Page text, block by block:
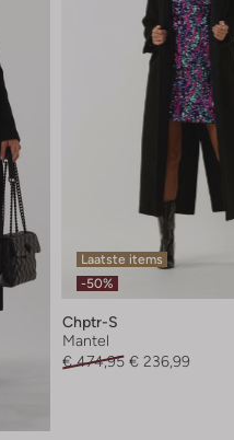
Laatste items
-50%
Chptr-S
Mantel
€ 474,95 € 236,99